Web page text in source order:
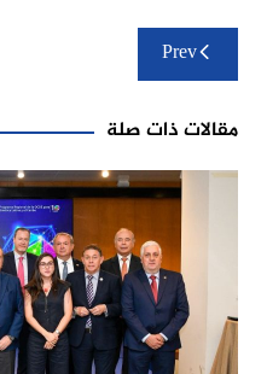
تصفّح
المقالاتPrev
مقالات ذات صلة